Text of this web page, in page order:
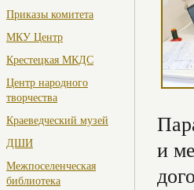
Приказы комитета
МКУ Центр
Крестецкая МКДС
Центр народного
творчества
Краеведческий музей
ДШИ
Межпоселенческая
библиотека
и